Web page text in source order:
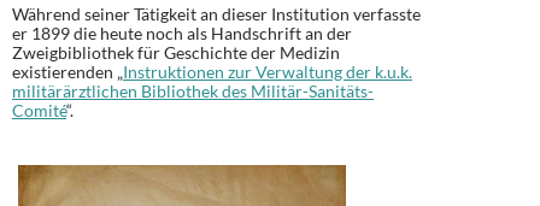
Während seiner Tätigkeit an dieser Institution verfasste
er 1899 die heute noch als Handschrift an der
Zweigbibliothek für Geschichte der Medizin
existierenden „Instruktionen zur Verwaltung der k.u.k.
militärärztlichen Bibliothek des Militär-Sanitäts-
Comité“.